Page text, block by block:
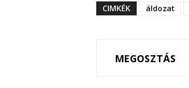
CIMKÉK áldozat
MEGOSZTÁS